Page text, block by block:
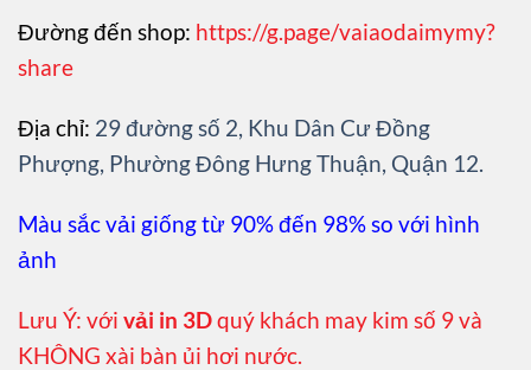
Đường đến shop: https://g.page/vaiaodaimymy?
share
Địa chỉ: 29 đường số 2, Khu Dân Cư Đồng
Phượng, Phường Đông Hưng Thuận, Quận 12.
Màu sắc vải giống từ 90% đến 98% so với hình
ảnh
Lưu Ý: với vải in 3Dquý khách may kim số 9 và
KHÔNG xài bàn ủi hơi nước.